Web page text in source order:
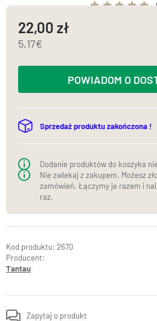
2670
Producent:
Tantau
Zapytaj o produkt
22,00
5,17
POWIADOM O
Sprzedaż produktu zakończona !
Dodanie produktów do koszyka
Nie zwlekaj z zakupem. Możesz
zamówień. Łączymy je razem i
raz.